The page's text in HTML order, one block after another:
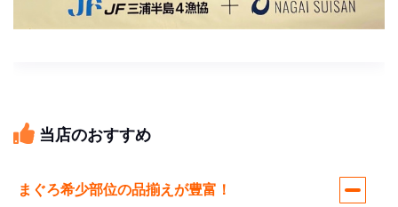
当店のおすすめ
まぐろ希少部位の品揃えが豊富！